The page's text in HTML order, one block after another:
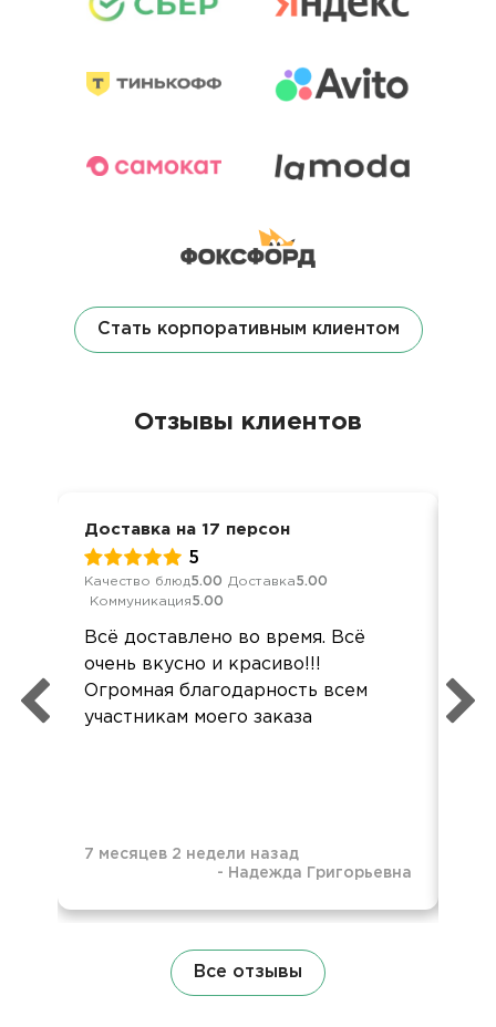
Стать корпоративным клиентом
Отзывы клиентов
Доставка на 17 персон
5
Качество блюд5.00 Доставка5.00
Коммуникация5.00
Всё доставлено во время. Всё
очень вкусно и красиво!!!
Огромная благодарность всем
участникам моего заказа
7 месяцев 2 недели назад
- Надежда Григорьевна
Все отзывы